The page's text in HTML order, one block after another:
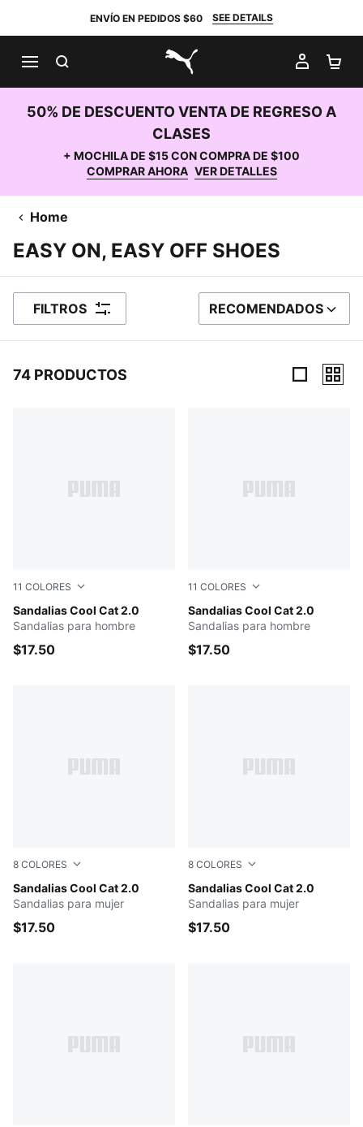
ENVÍO EN PEDIDOS $60 SEE DETAILS
PUMA.com
MI
50% DE DESCUENTO VENTA DE REGRESO A
CLASES
+ MOCHILA DE $15 CON COMPRA DE $100
COMPRAR AHORA VER DETALLES
Home
EASY ON, EASY OFF SHOES
FILTROS ORDENAR POR
RECOMENDADOS
74 PRODUCTOS
11 COLORES
Sandalias Cool Cat 2.0
Puma Black-Puma White
Sandalias para hombre
$17.50
11 COLORES
Sandalias Cool Cat 2.0
PUMA Black-PUMA Black
Sandalias para hombre
$17.50
8 COLORES
Sandalias Cool Cat 2.0
PUMA Black-Rose Gold
Sandalias para mujer
$17.50
8 COLORES
Sandalias Cool Cat 2.0
PUMA Black-PUMA White-
Sandalias para mujer
$17.50